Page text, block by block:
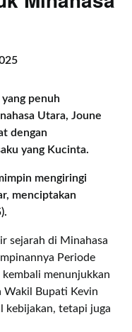
penuh
Utara, Joune
dengan
yang Kucinta.
mengiringi
menciptakan
sejarah di Minahasa
Periode
menunjukkan
Wakil Bupati Kevin
kebijakan, tetapi juga